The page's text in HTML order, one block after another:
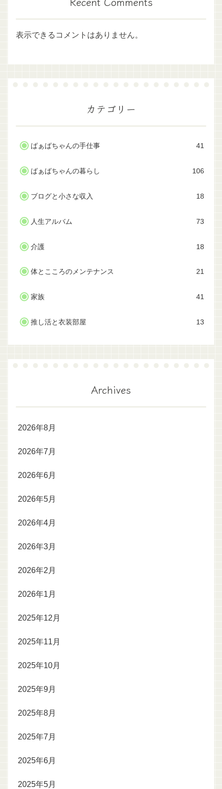
表示できるコメントはありません。
カテゴリー
ばぁばちゃんの手仕事 41
ばぁばちゃんの暮らし 106
ブログと小さな収入 18
人生アルバム 73
介護 18
体とこころのメンテナンス 21
家族 41
推し活と衣装部屋 13
Archives
2026年8月
2026年7月
2026年6月
2026年5月
2026年4月
2026年3月
2026年2月
2026年1月
2025年12月
2025年11月
2025年10月
2025年9月
2025年8月
2025年7月
2025年6月
2025年5月